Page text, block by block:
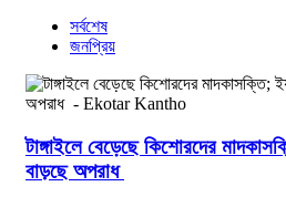
সর্বশেষ
জনপ্রিয়
টাঙ্গাইলে বেড়েছে কিশোরদের
বাড়ছে অপরাধ